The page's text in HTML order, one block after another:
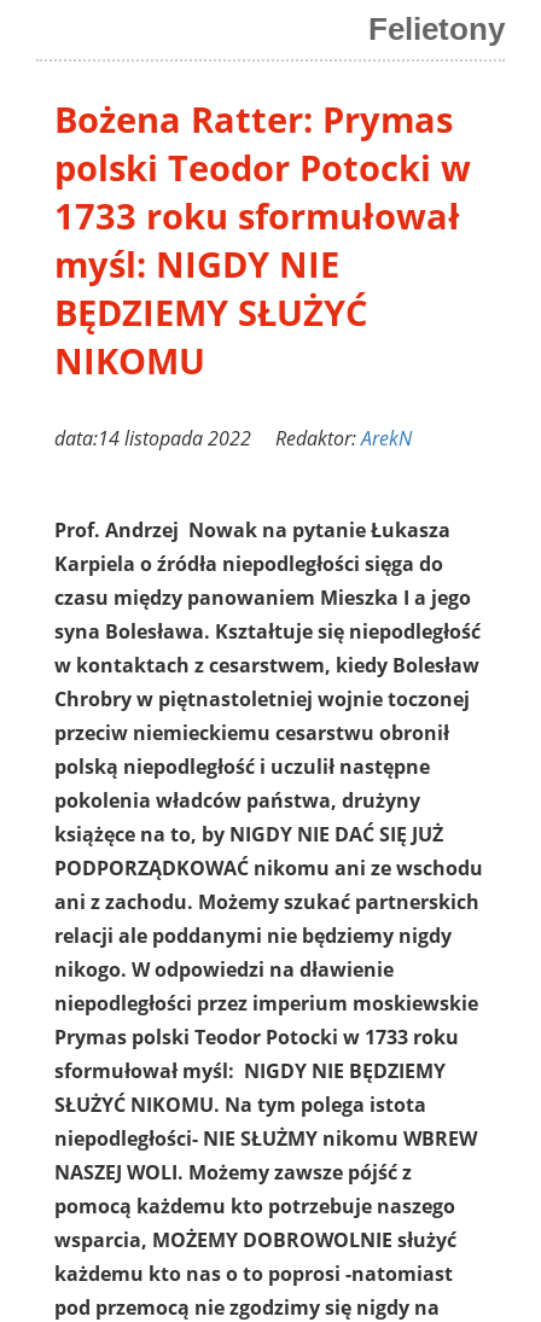
Felietony
Bożena Ratter: Prymas
polski Teodor Potocki w
1733 roku sformułował
myśl: NIGDY NIE
BĘDZIEMY SŁUŻYĆ
NIKOMU
data:14 listopada 2022 Redaktor:ArekN
Prof. Andrzej Nowak na pytanie Łukasza
Karpiela o źródła niepodległości sięga do
czasu między panowaniem Mieszka I a jego
syna Bolesława. Kształtuje się niepodległość
w kontaktach z cesarstwem, kiedy Bolesław
Chrobry w piętnastoletniej wojnie toczonej
przeciw niemieckiemu cesarstwu obronił
polską niepodległość i uczulił następne
pokolenia władców państwa, drużyny
książęce na to, by NIGDY NIE DAĆ SIĘ JUŻ
PODPORZĄDKOWAĆ nikomu ani ze wschodu
ani z zachodu. Możemy szukać partnerskich
relacji ale poddanymi nie będziemy nigdy
nikogo. W odpowiedzi na dławienie
niepodległości przez imperium moskiewskie
Prymas polski Teodor Potocki w 1733 roku
sformułował myśl: NIGDY NIE BĘDZIEMY
SŁUŻYĆ NIKOMU. Na tym polega istota
niepodległości- NIE SŁUŻMY nikomu WBREW
NASZEJ WOLI. Możemy zawsze pójść z
pomocą każdemu kto potrzebuje naszego
wsparcia, MOŻEMY DOBROWOLNIE służyć
każdemu kto nas o to poprosi -natomiast
pod przemocą nie zgodzimy się nigdy na